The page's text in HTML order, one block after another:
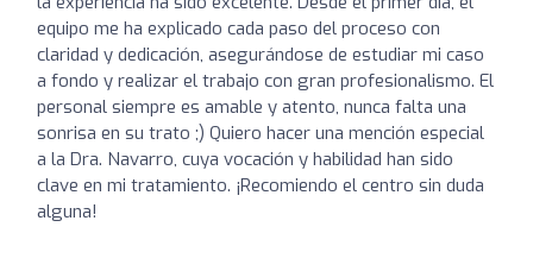
equipo me ha explicado cada paso del proceso con
claridad y dedicación, asegurándose de estudiar mi caso
a fondo y realizar el trabajo con gran profesionalismo. El
personal siempre es amable y atento, nunca falta una
sonrisa en su trato ;) Quiero hacer una mención especial
a la Dra. Navarro, cuya vocación y habilidad han sido
clave en mi tratamiento. ¡Recomiendo el centro sin duda
alguna!